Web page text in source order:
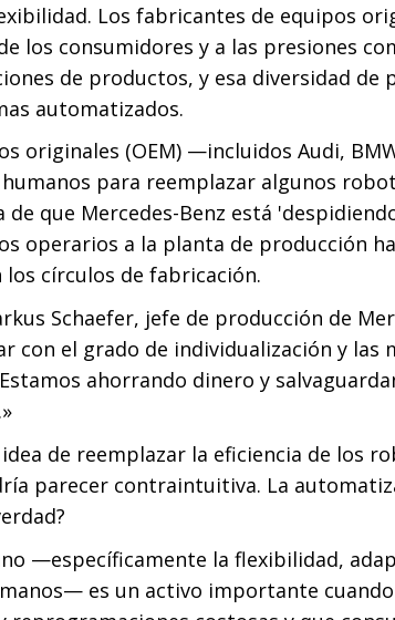
Los fabricantes de equipos
los consumidores y a las presiones
de productos, y esa diversidad de
automatizados.
originales (OEM) —incluidos Audi,
para reemplazar algunos
que Mercedes-Benz está
operarios a la planta de producción
círculos de fabricación.
Schaefer, jefe de producción de
con el grado de individualización y las
ahorrando dinero y
de reemplazar la eficiencia de los
parecer contraintuitiva. La
—específicamente la flexibilidad,
es un activo importante